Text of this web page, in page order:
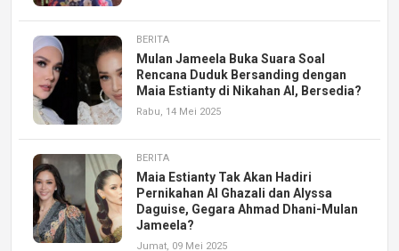
BERITA
Mulan Jameela Buka Suara Soal
Rencana Duduk Bersanding dengan
Maia Estianty di Nikahan Al, Bersedia?
Rabu, 14 Mei 2025
BERITA
Maia Estianty Tak Akan Hadiri
Pernikahan Al Ghazali dan Alyssa
Daguise, Gegara Ahmad Dhani-Mulan
Jameela?
Jumat, 09 Mei 2025